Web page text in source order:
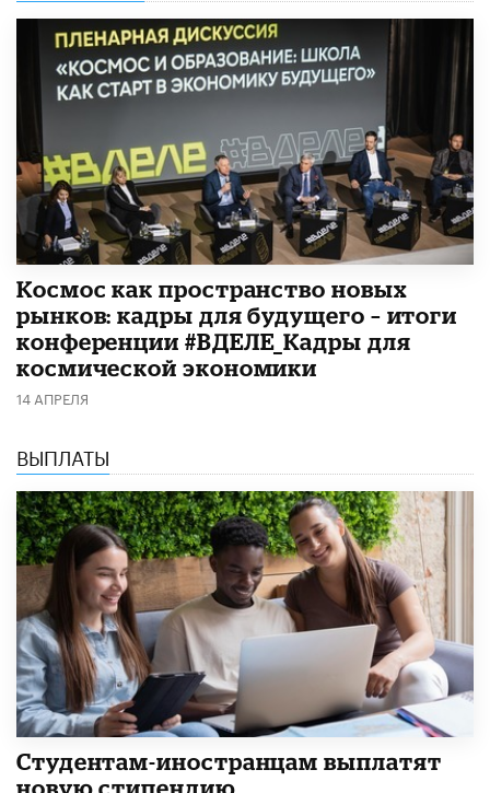
Космос как пространство новых
рынков: кадры для будущего – итоги
конференции #ВДЕЛЕ_Кадры для
космической экономики
14 АПРЕЛЯ
ВЫПЛАТЫ
Студентам-иностранцам выплатят